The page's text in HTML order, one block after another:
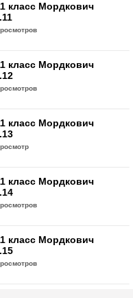
класс Мордкович
класс Мордкович
класс Мордкович
класс Мордкович
класс Мордкович